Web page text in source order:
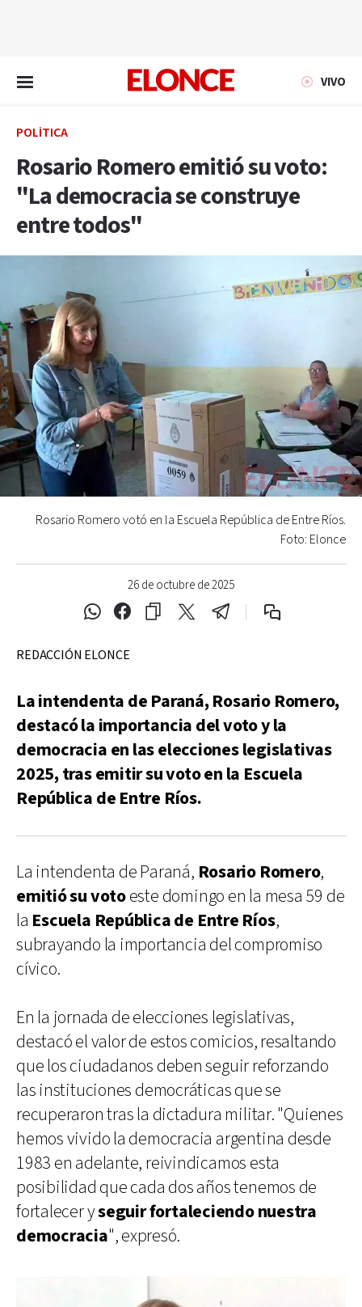
VIVO
POLÍTICA
Rosario Romero emitió su voto:
"La democracia se construye
entre todos"
26 de octubre de 2025
Rosario Romero votó en la Escuela República de Entre Ríos.
Foto: Elonce
REDACCIÓN ELONCE
La intendenta de Paraná, Rosario Romero,
destacó la importancia del voto y la
democracia en las elecciones legislativas
2025, tras emitir su voto en la Escuela
República de Entre Ríos.
La intendenta de Paraná, Rosario Romero,
emitió su votoeste domingo en la mesa 59 de
la Escuela República de Entre Ríos,
subrayando la importancia del compromiso
cívico.
En la jornada de elecciones legislativas,
destacó el valor de estos comicios, resaltando
que los ciudadanos deben seguir reforzando
las instituciones democráticas que se
recuperaron tras la dictadura militar. "Quienes
hemos vivido la democracia argentina desde
1983 en adelante, reivindicamos esta
posibilidad que cada dos años tenemos de
fortalecer yseguir fortaleciendo nuestra
democracia", expresó.